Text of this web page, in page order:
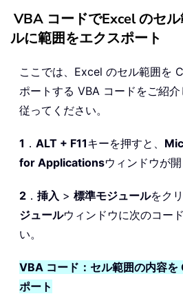
VBA コードでExcel のセ
ルに範囲をエクスポート
ここでは、Excel のセル範囲を
ポートする VBA コードをご紹
従ってください。
1 ． ALT + F11キーを押すと、
for Applicationsウィンドウが開
2 ． 挿入 > 標準モジュールをク
ジュールウィンドウに次のコー
い。
VBA コード：セル範囲の内容を
ポート